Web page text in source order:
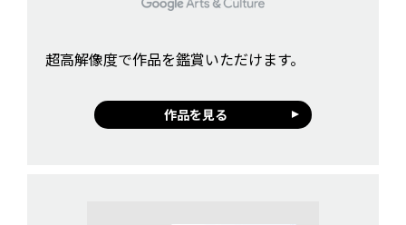
超高解像度で作品を鑑賞いただけます。
作品を見る